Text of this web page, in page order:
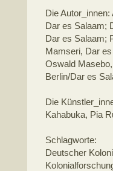
Die
Dar es Salaam;
Dar es Salaam;
Mamseri, Dar
Oswald
Berlin/Dar es
Die
Kahabuka, Pia
Schlagworte:
Deutscher